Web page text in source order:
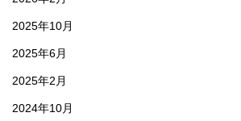
2025年10月
2025年6月
2025年2月
2024年10月